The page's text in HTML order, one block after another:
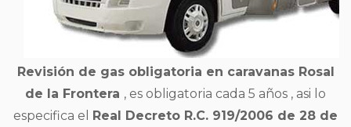
Revisión de gas obligatoria en caravanas Rosal
de la Frontera , es obligatoria cada 5 años , asi lo
especifica el Real Decreto R.C. 919/2006 de 28 de